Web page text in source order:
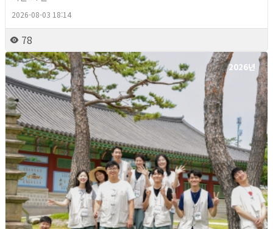
2026-08-03 18:14
78
2026년